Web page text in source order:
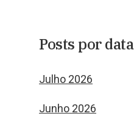
Posts por data
Julho 2026
Junho 2026